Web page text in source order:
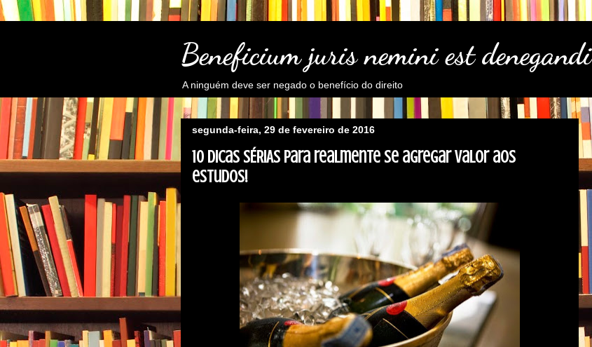
Beneficium juris nemini est denegandi
A ninguém deve ser negado o benefício do direito
segunda-feira, 29 de fevereiro de 2016
10 dicas SÉRIAS para realmente se agregar valor aos
estudos!